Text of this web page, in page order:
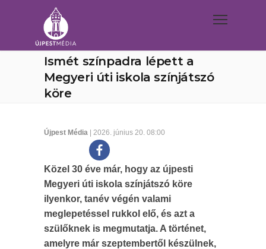
Ismét színpadra lépett a
Megyeri úti iskola színjátszó
köre
Újpest Média | 2026. június 20. 08:00
Közel 30 éve már, hogy az újpesti
Megyeri úti iskola színjátszó köre
ilyenkor, tanév végén valami
meglepetéssel rukkol elő, és azt a
szülőknek is megmutatja. A történet,
amelyre már szeptembertől készülnek,